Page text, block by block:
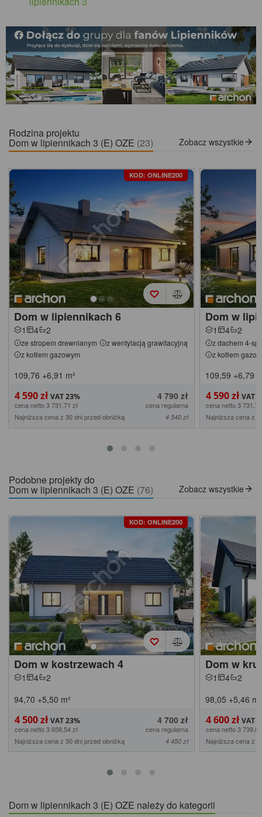
Rodzina projektu
Dom w lipiennikach 3 (E) OZE (23) Zobacz wszystkie
KOD: ONLINE200
Dom w lipiennikach 6
1 4 2
ze stropem drewnianym
z wentylacją grawitacyjną
z kotłem gazowym
109,76 +6,91 m²
4 590 zł 4 790 zł
cena netto 3 731,71 zł
cena regularna
Najniższa cena z 30 dni przed obniżką
4 540 zł
Dom w
1 4 2
z dachem 4-
z kotłem
109,59 +6,79
4 590 zł
cena netto 3
Najniższa cena z
Podobne projekty do
Dom w lipiennikach 3 (E) OZE (76) Zobacz wszystkie
KOD: ONLINE200
Dom w kostrzewach 4
1 4
2
94,70 +5,50 m²
4 500 zł 4 700 zł
cena netto 3 658,54 zł
cena regularna
Najniższa cena z 30 dni przed obniżką
4 450 zł
Dom w
1 4
2
98,05 +5,46 m²
4 600 zł
cena netto 3
Najniższa cena z
Dom w lipiennikach 3 (E) OZE należy do kategorii